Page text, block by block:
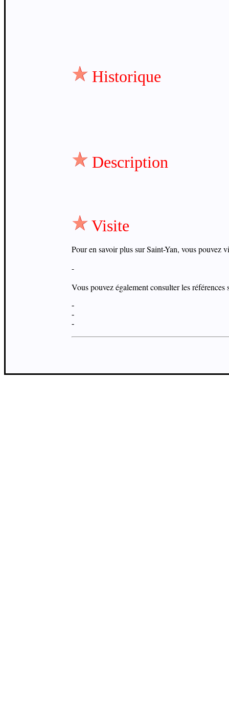
Historique
Description
Visite
Pour en savoir plus sur Saint-Yan, vous pouvez
-
Vous pouvez également consulter les références
-
-
-